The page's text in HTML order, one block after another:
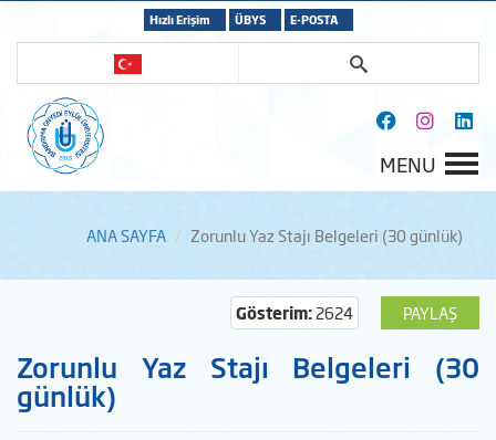
Hızlı Erişim ÜBYS E-POSTA
MENU
ANA SAYFA Zorunlu Yaz Stajı Belgeleri (30 günlük)
PAYLAŞ
Gösterim:2624
Zorunlu Yaz Stajı Belgeleri (30
günlük)